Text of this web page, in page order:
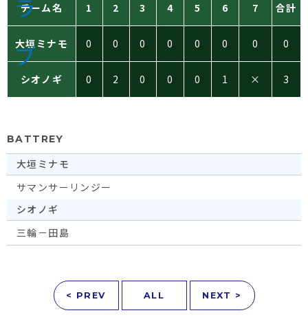
チーム名 1 2 3 4 5 6 7 合計
大垣ミナモ 0 0 0 0 0 0 0 0
シオノギ 0 2 0 0 0 1 × 3
BATTREY
大垣ミナモ
サマンサーリンジー
シオノギ
三輪－田島
< PREV ALL NEXT >